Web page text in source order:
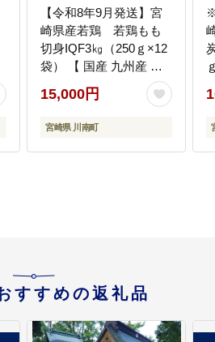
【令和8年9月発送】宮
崎県産若鶏 若鶏もも
切身IQF3㎏（250ｇ×12
袋） 【 国産 九州産 鶏
肉 若鶏 肉 とり もも モ
モ肉 たっぷり 大容量 宮
崎県 川南町 送料無料 】
15,000円
宮崎県 川南町
すすめの返礼品